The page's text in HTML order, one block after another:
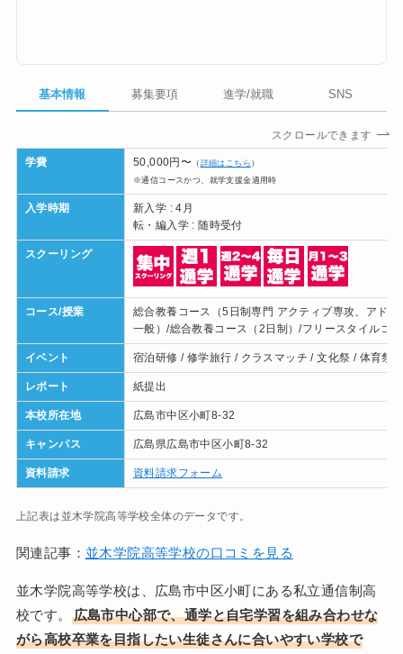
基本情報 募集要項 進学/就職 SNS
スクロールできます
学費 50,000円〜 （ 詳細はこちら ）
※通信コースかつ、就学支援金適用時
入学時期
新入学 : 4月
転・編入学 : 随時受付
スクーリング
コース/授業
総合教養コース（5日制専門 アクティブ専攻、アド
一般）/総合教養コース（2日制）/フリースタイルコ
イベント 宿泊研修 / 修学旅行 / クラスマッチ / 文化祭 / 体育祭
レポート 紙提出
本校所在地 広島市中区小町8-32
キャンパス 広島県広島市中区小町8-32
資料請求 資料請求フォーム
上記表は並木学院高等学校全体のデータです。
関連記事： 並木学院高等学校の口コミを見る
並木学院高等学校は、広島市中区小町にある私立通信制高
校です。
広島市中心部で、通学と自宅学習を組み合わせな
がら高校卒業を目指したい生徒さんに合いやすい学校で